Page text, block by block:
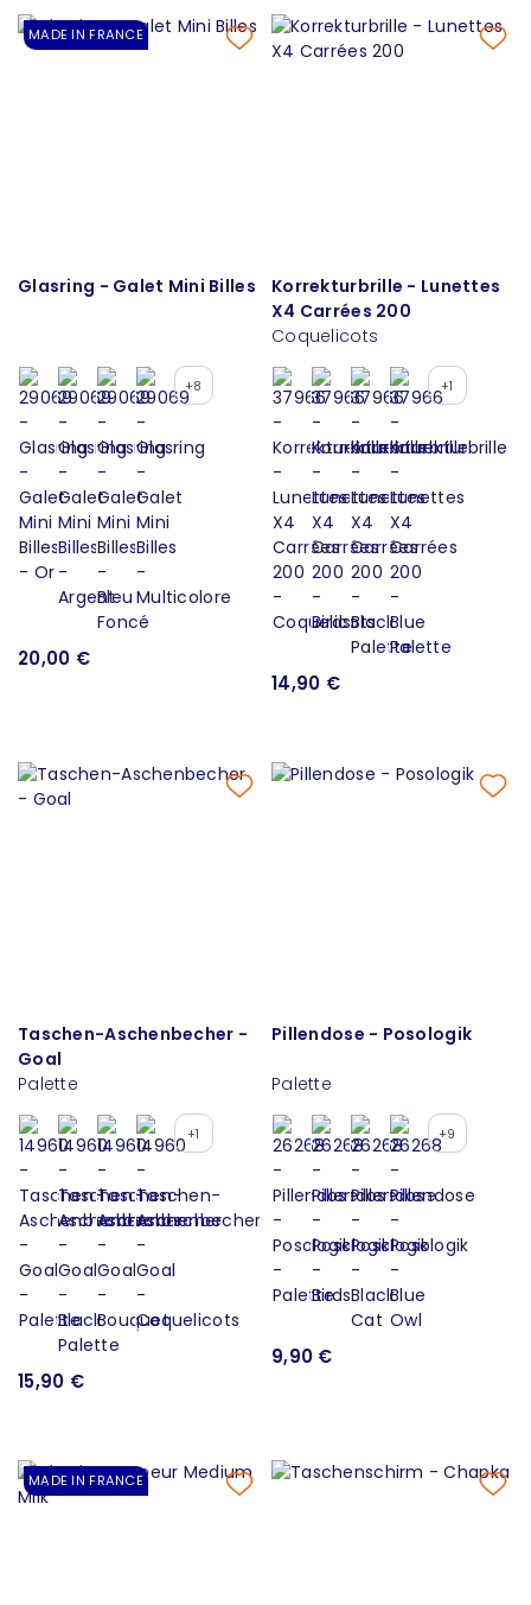
MADE IN FRANCE
Glasring - Galet Mini Billes
+8
20,00 €
Korrekturbrille - Lunettes
X4 Carrées 200
Coquelicots
+1
14,90 €
Taschen-Aschenbecher -
Goal
Palette
+1
15,90 €
Pillendose - Posologik
Palette
+9
9,90 €
MADE IN FRANCE